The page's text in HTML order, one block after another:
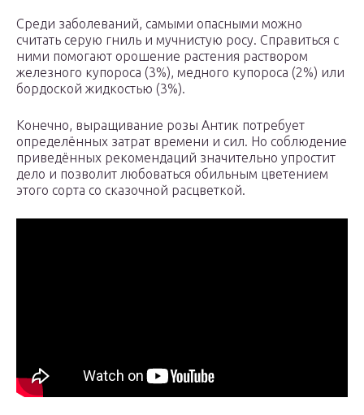
Среди заболеваний, самыми опасными можно
считать серую гниль и мучнистую росу. Справиться с
ними помогают орошение растения раствором
железного купороса (3%), медного купороса (2%) или
бордоской жидкостью (3%).
Конечно, выращивание розы Антик потребует
определённых затрат времени и сил. Но соблюдение
приведённых рекомендаций значительно упростит
дело и позволит любоваться обильным цветением
этого сорта со сказочной расцветкой.